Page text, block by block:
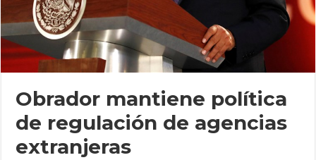
Obrador mantiene política
de regulación de agencias
extranjeras